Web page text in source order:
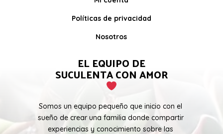
Políticas de privacidad
Nosotros
EL EQUIPO DE
SUCULENTA CON AMOR
Somos un equipo pequeño que inicio con el
sueño de crear una familia donde compartir
experiencias y conocimiento sobre las